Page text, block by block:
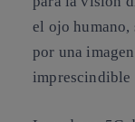
el ojo
por una
imprescindible